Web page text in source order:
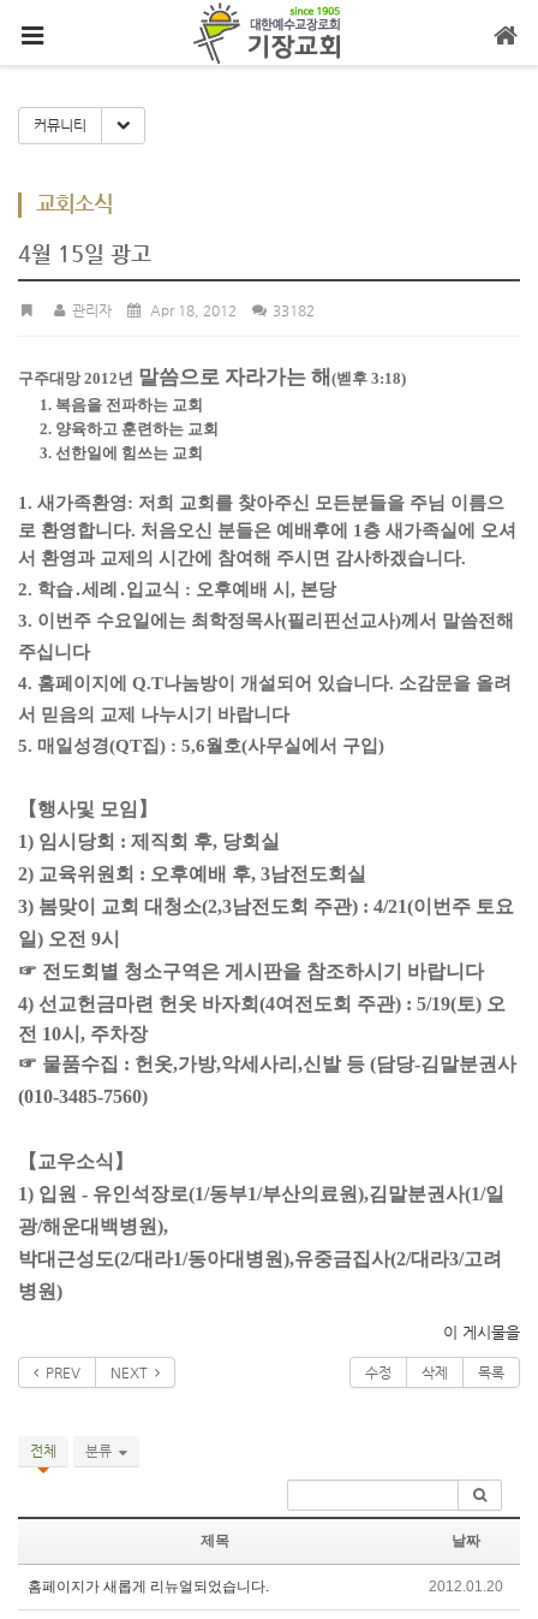
커뮤니티 Toggle Dropdown
교회소식
4월 15일 광고
관리자 Apr 18, 2012 33182
구주대망 2012년 말씀으로 자라가는 해 (벧후 3:18)
1. 복음을 전파하는 교회
2. 양육하고 훈련하는 교회
3. 선한일에 힘쓰는 교회
1. 새가족환영: 저희 교회를 찾아주신 모든분들을 주님 이름으
로 환영합니다. 처음오신 분들은 예배후에 1층 새가족실에 오셔
서 환영과 교제의 시간에 참여해 주시면 감사하겠습니다.
2. 학습․세례․입교식 : 오후예배 시, 본당
3. 이번주 수요일에는 최학정목사(필리핀선교사)께서 말씀전해
주십니다
4. 홈페이지에 Q.T나눔방이 개설되어 있습니다. 소감문을 올려
서 믿음의 교제 나누시기 바랍니다
5. 매일성경(QT집) : 5,6월호(사무실에서 구입)
【행사및 모임】
1) 임시당회 : 제직회 후, 당회실
2) 교육위원회 : 오후예배 후, 3남전도회실
3) 봄맞이 교회 대청소(2,3남전도회 주관) : 4/21(이번주 토요
일) 오전 9시
☞ 전도회별 청소구역은 게시판을 참조하시기 바랍니다
4) 선교헌금마련 헌옷 바자회(4여전도회 주관) : 5/19(토) 오
전 10시, 주차장
☞ 물품수집 : 헌옷,가방,악세사리,신발 등 (담당-김말분권사
(010-3485-7560)
【교우소식】
1) 입원 - 유인석장로(1/동부1/부산의료원),김말분권사(1/일
광/해운대백병원),
박대근성도(2/대라1/동아대병원),유중금집사(2/대라3/고려
병원)
이 게시물을
PREV NEXT 수정 삭제 목록
전체 분류
제목 날짜
홈페이지가 새롭게 리뉴얼되었습니다. 2012.01.20